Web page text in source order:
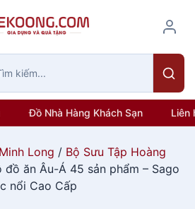
Đồ Nhà Hàng Khách Sạn Liên
Long / Bộ Sưu Tập Hoàng
đồ ăn Âu-Á 45 sản phẩm – Sago
nổi Cao Cấp